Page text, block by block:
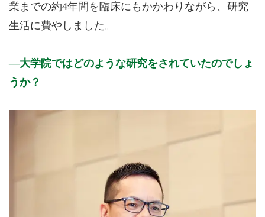
業までの約4年間を臨床にもかかわりながら、研究
生活に費やしました。
大学院ではどのような研究をされていたのでしょ
うか？